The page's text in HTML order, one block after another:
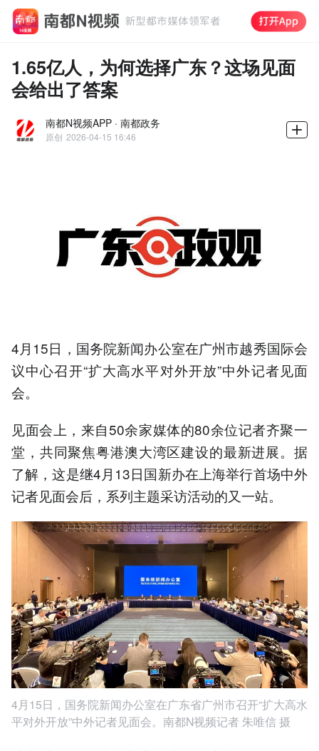
1.65亿人，为何选择广东？这场见面
会给出了答案
南都N视频APP · 南都政务
原创 2026-04-15 16:46
4月15日，国务院新闻办公室在广州市越秀国际会
议中心召开“扩大高水平对外开放”中外记者见面
会。
见面会上，来自50余家媒体的80余位记者齐聚一
堂，共同聚焦粤港澳大湾区建设的最新进展。据
了解，这是继4月13日国新办在上海举行首场中外
记者见面会后，系列主题采访活动的又一站。
4月15日，国务院新闻办公室在广东省广州市召开“扩大高水
平对外开放”中外记者见面会。南都N视频记者 朱唯信 摄